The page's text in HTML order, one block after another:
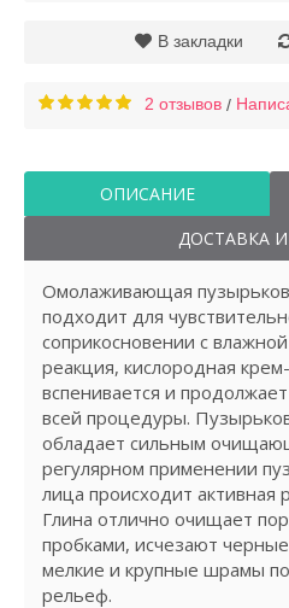
В закладки
2 отзывов /
ОПИСАНИЕ
ДОСТАВКА
Омолаживающая
подходит для
соприкосновении с
реакция, кислородная
вспенивается и
всей процедуры.
обладает сильным
регулярном применении
лица происходит активная
Глина отлично очищает
пробками, исчезают
мелкие и крупные шрамы
рельеф.